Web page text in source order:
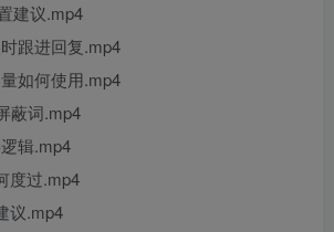
建议.mp4
跟进回复.mp4
如何使用.mp4
蔽词.mp4
辑.mp4
度过.mp4
议.mp4